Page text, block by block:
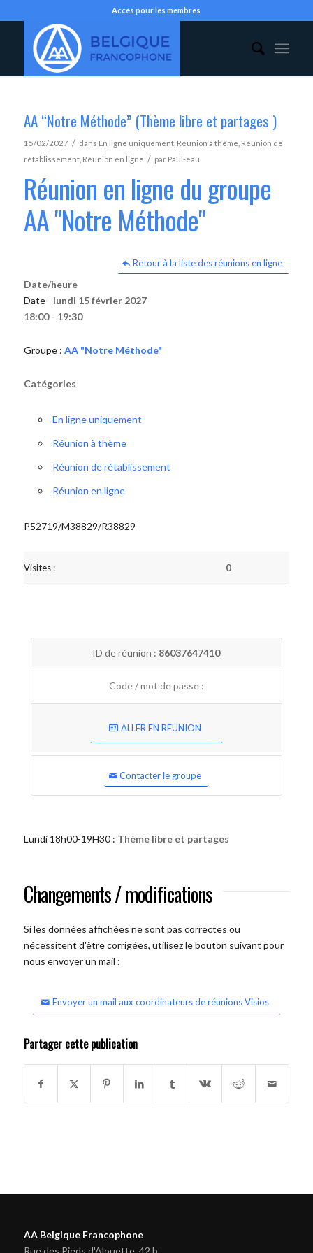
Accès pour les membres
AA “Notre Méthode” (Thème libre et partages )
15/02/2027 / dans En ligne uniquement, Réunion à thème Réunion de
rétablissement, Réunion en ligne / par Paul-eau
Réunion en ligne du groupe
AA "Notre Méthode"
Retour à la liste des réunions en ligne
Date/heure
Date - lundi 15 février 2027
18:00 - 19:30
Groupe : AA "Notre Méthode"
Catégories
En ligne uniquement
Réunion à thème
Réunion de rétablissement
Réunion en ligne
P52719/M38829/R38829
Visites : 0
ID de réunion : 86037647410
Code / mot de passe :
ALLER EN REUNION
Contacter le groupe
Lundi 18h00-19H30 : Thème libre et partages
Changements / modifications
Si les données affichées ne sont pas correctes ou
nécessitent d'être corrigées, utilisez le bouton suivant pour
nous envoyer un mail :
Envoyer un mail aux coordinateurs de réunions Visios
Partager cette publication
AA Belgique Francophone
Rue des Pieds d'Alouette, 42 b